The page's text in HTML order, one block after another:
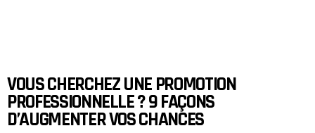
VOUS CHERCHEZ UNE PROMOTION
PROFESSIONNELLE ? 9 FAÇONS
D’AUGMENTER VOS CHANCES